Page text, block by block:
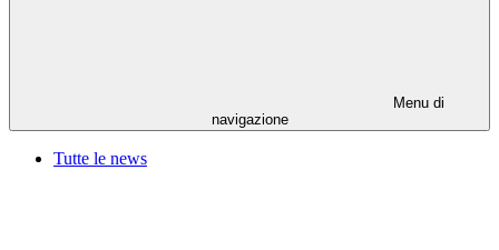
Menu di
navigazione
Tutte le news